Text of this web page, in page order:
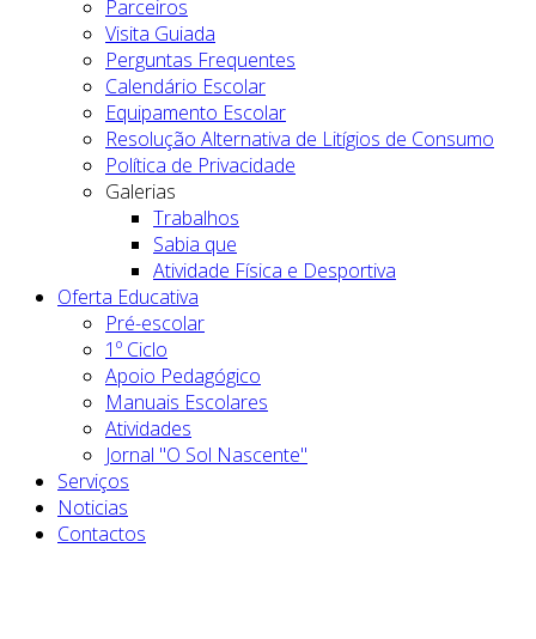
Parceiros
Visita Guiada
Perguntas Frequentes
Calendário Escolar
Equipamento Escolar
Resolução Alternativa de Litígios de Consumo
Política de Privacidade
Galerias
Trabalhos
Sabia que
Atividade Física e Desportiva
Oferta Educativa
Pré-escolar
1º Ciclo
Apoio Pedagógico
Manuais Escolares
Atividades
Jornal "O Sol Nascente"
Serviços
Noticias
Contactos